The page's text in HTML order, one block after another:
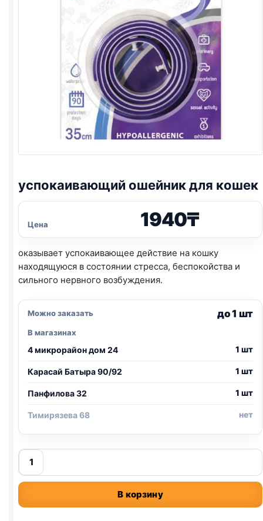
успокаивающий ошейник для кошек
Цена 1940₸
оказывает успокаивающее действие на кошку
находящуюся в состоянии стресса, беспокойства и
сильного нервного возбуждения.
Можно заказать до 1 шт
В магазинах
4 микрорайон дом 24 1 шт
Карасай Батыра 90/92 1 шт
Панфилова 32 1 шт
Тимирязева 68 нет
Количество
товара
успокаивающий
для
В корзину